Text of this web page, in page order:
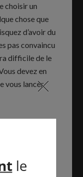
choisir un
chose que
d’avoir du
pas convaincu
difficile de le
devez en
vous lancer
être
riche le
les